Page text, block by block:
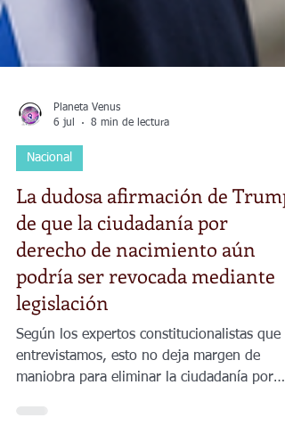
Planeta Venus
6 jul
Nacional
La dudosa afirmación de Trump
de que la ciudadanía por
derecho de nacimiento aún
podría ser revocada mediante
legislación
Según los expertos constitucionalistas que